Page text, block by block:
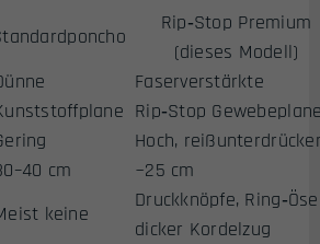
Rip‑Stop Premium
(dieses Modell)
Faserverstärkte
Rip‑Stop
Hoch,
cm
~25 cm
keine
Druckknöpfe,
dicker Kordelzug